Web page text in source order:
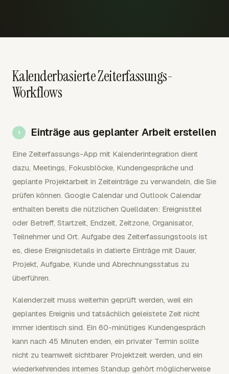
Kalenderbasierte Zeiterfassungs-
Workflows
Einträge aus geplanter Arbeit erstellen
Eine Zeiterfassungs-App mit Kalenderintegration dient
dazu, Meetings, Fokusblöcke, Kundengespräche und
geplante Projektarbeit in Zeiteinträge zu verwandeln, die Sie
prüfen können. Google Calendar und Outlook Calendar
enthalten bereits die nützlichen Quelldaten: Ereignistitel
oder Betreff, Startzeit, Endzeit, Zeitzone, Organisator,
Teilnehmer und Ort. Aufgabe des Zeiterfassungstools ist
es, diese Ereignisdetails in datierte Einträge mit Dauer,
Projekt, Aufgabe, Kunde und Abrechnungsstatus zu
überführen.
Kalenderzeit muss weiterhin geprüft werden, weil ein
geplantes Ereignis und tatsächlich geleistete Zeit nicht
immer identisch sind. Ein 60-minütiges Kundengespräch
kann nach 45 Minuten enden, ein privater Termin sollte
nicht zu teamweit sichtbarer Projektzeit werden, und ein
wiederkehrendes internes Standup gehört möglicherweise